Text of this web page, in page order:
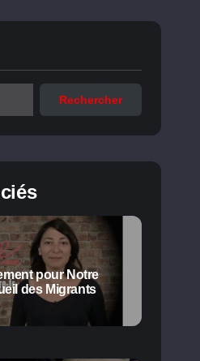
Rechercher
pour Notre
des Migrants